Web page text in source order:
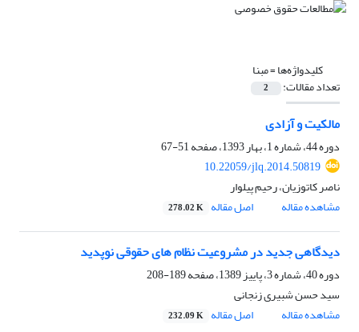
کلیدواژه‌ها =مبنا
تعداد مقالات: 2
مالکیت و آزادی
دوره 44، شماره 1، بهار 1393، صفحه
51-67
10.22059/jlq.2014.50819
ناصر کاتوزیان، رحیم پیلوار
مشاهده مقاله
اصل مقاله 278.02 K
دیدگاهی جدید در مشروعیت نظام های حقوقی نوپدید
دوره 40، شماره 3، پاییز 1389، صفحه
189-208
سید حسن شبیری زنجانی
مشاهده مقاله
اصل مقاله 232.09 K